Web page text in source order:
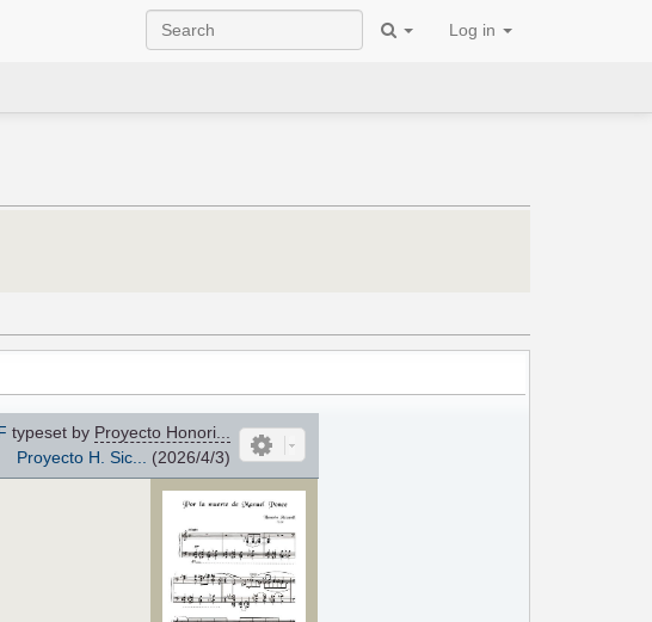
Log in
typeset by Proyecto Honori...
Proyecto H. Sic...
(2026/4/3)